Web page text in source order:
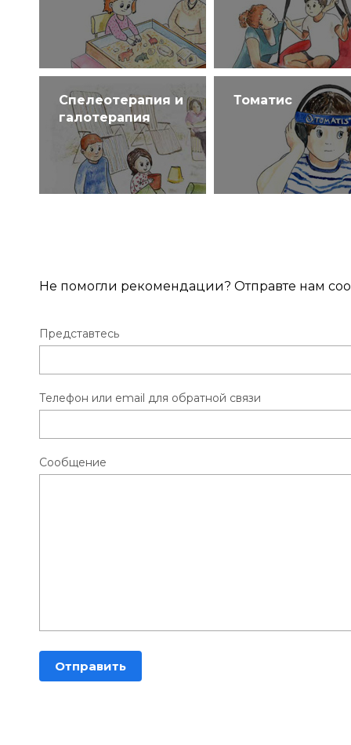
Спелеотерапия и
галотерапия
Томатис
Не помогли рекомендации? Отправте нам
Представтесь
Телефон или email для обратной связи
Сообщение